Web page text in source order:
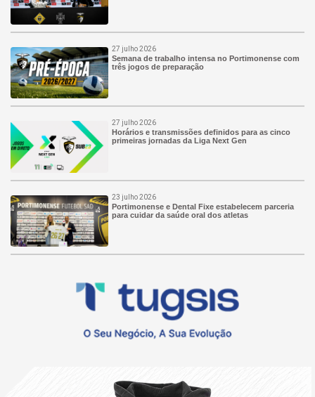
27 julho 2026
Semana de trabalho intensa no Portimonense com
três jogos de preparação
27 julho 2026
Horários e transmissões definidos para as cinco
primeiras jornadas da Liga Next Gen
23 julho 2026
Portimonense e Dental Fixe estabelecem parceria
para cuidar da saúde oral dos atletas